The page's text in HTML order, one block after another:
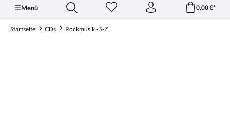
Menü 0,00 €*
Startseite CDs Rockmusik - S-Z